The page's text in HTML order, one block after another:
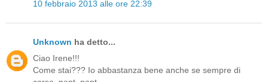
10 febbraio 2013 alle ore 22:39
Unknown ha detto...
Ciao Irene!!!
Come stai??? Io abbastanza bene anche se sempre di